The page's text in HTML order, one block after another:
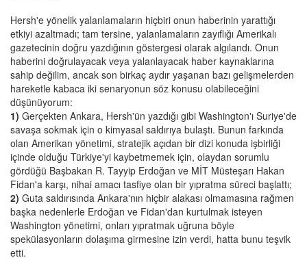
Hersh'e yönelik yalanlamaların hiçbiri onun haberinin yarattığı
etkiyi azaltmadı; tam tersine, yalanlamaların zayıflığı Amerikalı
gazetecinin doğru yazdığının göstergesi olarak algılandı. Onun
haberini doğrulayacak veya yalanlayacak haber kaynaklarına
sahip değilim, ancak son birkaç aydır yaşanan bazı gelişmelerden
hareketle kabaca iki senaryonun söz konusu olabileceğini
düşünüyorum:
1) Gerçekten Ankara, Hersh'ün yazdığı gibi Washington'ı Suriye'de
savaşa sokmak için o kimyasal saldırıya bulaştı. Bunun farkında
olan Amerikan yönetimi, stratejik açıdan bir dizi konuda işbirliği
içinde olduğu Türkiye'yi kaybetmemek için, olaydan sorumlu
gördüğü Başbakan R. Tayyip Erdoğan ve MİT Müsteşarı Hakan
Fidan'a karşı, nihai amacı tasfiye olan bir yıpratma süreci başlattı;
2) Guta saldırısında Ankara'nın hiçbir alakası olmamasına rağmen
başka nedenlerle Erdoğan ve Fidan'dan kurtulmak isteyen
Washington yönetimi, onları yıpratmak uğruna böyle
spekülasyonların dolaşıma girmesine izin verdi, hatta bunu teşvik
etti.